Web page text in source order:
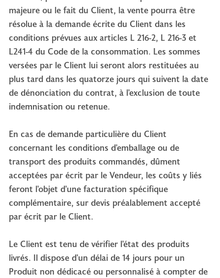
majeure ou le fait du Client, la vente pourra être
résolue à la demande écrite du Client dans les
conditions prévues aux articles L 216-2, L 216-3 et
L241-4 du Code de la consommation. Les sommes
versées par le Client lui seront alors restituées au
plus tard dans les quatorze jours qui suivent la date
de dénonciation du contrat, à l'exclusion de toute
indemnisation ou retenue.
En cas de demande particulière du Client
concernant les conditions d'emballage ou de
transport des produits commandés, dûment
acceptées par écrit par le Vendeur, les coûts y liés
feront l'objet d'une facturation spécifique
complémentaire, sur devis préalablement accepté
par écrit par le Client.
Le Client est tenu de vérifier l'état des produits
livrés. Il dispose d'un délai de 14 jours pour un
Produit non dédicacé ou personnalisé à compter de